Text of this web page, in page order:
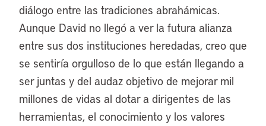
diálogo entre las tradiciones abrahámicas.
Aunque David no llegó a ver la futura alianza
entre sus dos instituciones heredadas, creo que
se sentiría orgulloso de lo que están llegando a
ser juntas y del audaz objetivo de mejorar mil
millones de vidas al dotar a dirigentes de las
herramientas, el conocimiento y los valores